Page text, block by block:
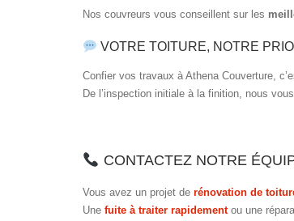
Nos couvreurs vous conseillent sur les
VOTRE TOITURE, NOTRE
Confier vos travaux à Athena Couverture,
De l’inspection initiale à la finition, nous
CONTACTEZ NOTRE
Vous avez un projet de rénovation de
Une fuite à traiter rapidementou une